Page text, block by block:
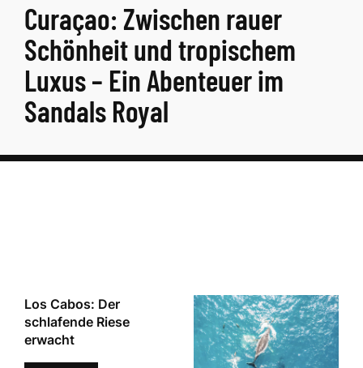
Curaçao: Zwischen rauer
Schönheit und tropischem
Luxus – Ein Abenteuer im
Sandals Royal
Los Cabos: Der
schlafende Riese
erwacht